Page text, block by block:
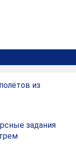
из
задания